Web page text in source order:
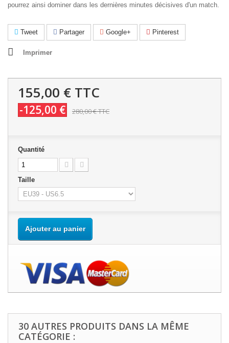
pourrez ainsi dominer dans les dernières minutes décisives d'un match.
Tweet Partager Google+ Pinterest
Imprimer
155,00 € TTC
-125,00 € 280,00 €TTC
Quantité
Taille
Ajouter au panier
30 AUTRES PRODUITS DANS LA MÊME
CATÉGORIE :